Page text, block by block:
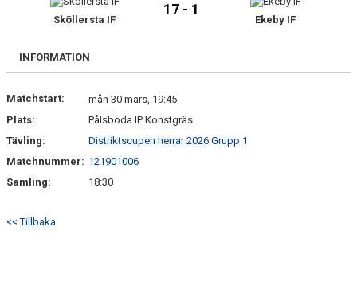
KALENDER
MATCHER
BILDGALLERI
Sköllersta IF
17 - 1
Ekeby IF
INFORMATION
Matchstart:
mån 30 mars, 19:45
Plats:
Pålsboda IP Konstgräs
Tävling:
Distriktscupen herrar 2026 Grupp 1
Matchnummer: 121901006
Samling:
18:30
<< Tillbaka